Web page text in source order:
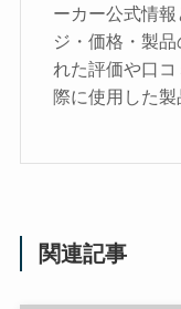
ーカー公式情
ジ・価格・製
れた評価や口
際に使用した
関連記事